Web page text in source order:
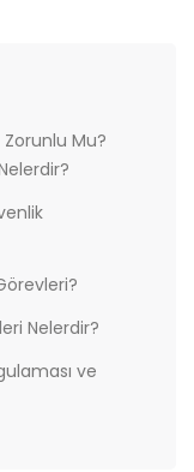
Mu?
Nelerdir?
ve